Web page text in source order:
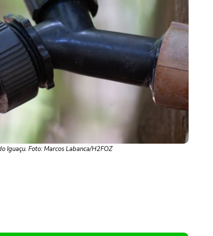
Iguaçu. Foto: Marcos Labanca/H2FOZ